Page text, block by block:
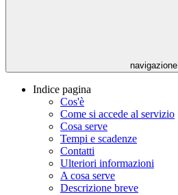
navigazione
Indice pagina
Cos'è
Come si accede al servizio
Cosa serve
Tempi e scadenze
Contatti
Ulteriori informazioni
A cosa serve
Descrizione breve